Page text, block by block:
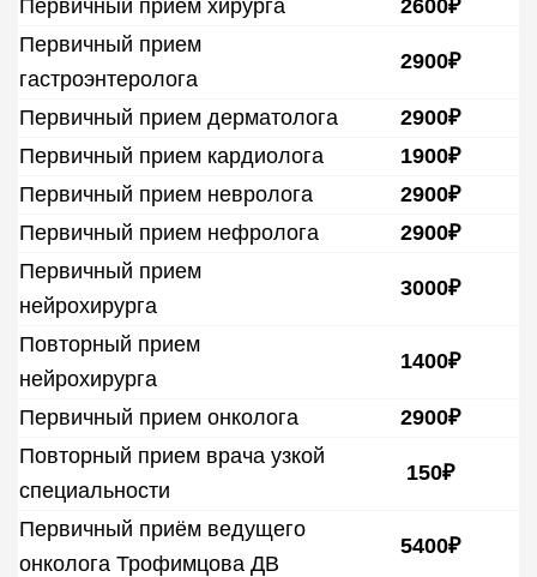
Ветеринарный врач-анестезиолог
Ветеринар-рентгенолог
Ветеринар-диетолог Ветеринар-онколог
Ветеринар-нефролог
Гастроэнтеролог для животных
Ветеринар-орнитолог
Первичный прием хирурга
2600₽
Первичный прием
гастроэнтеролога
2900₽
Первичный прием дерматолога
2900₽
Первичный прием кардиолога
1900₽
Первичный прием невролога
2900₽
Первичный прием нефролога
2900₽
Первичный прием
нейрохирурга
3000₽
Повторный прием
нейрохирурга
1400₽
Первичный прием онколога
2900₽
Повторный прием врача узкой
специальности
150₽
Первичный приём ведущего
онколога Трофимцова ДВ
5400₽